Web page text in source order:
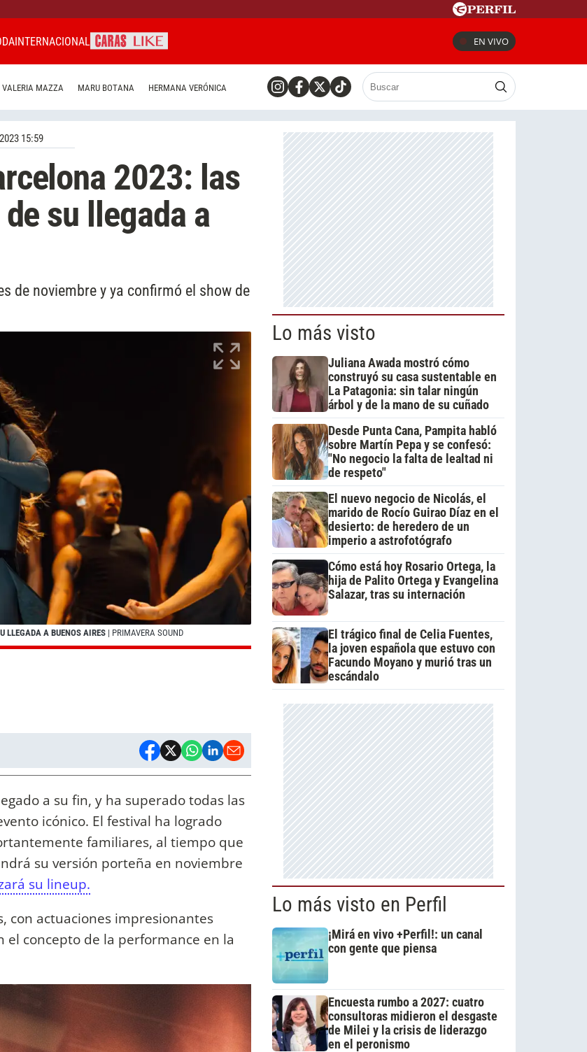
INTERNACIONAL EN VIVO
VALERIA MAZZA MARU BOTANA HERMANA VERÓNICA
15:59
2023: las
su llegada a
de noviembre y ya confirmó el show de
LLEGADA A BUENOS AIRES | PRIMAVERA SOUND
a su fin, y ha superado todas las
icónico. El festival ha logrado
familiares, al tiempo que
su versión porteña en noviembre
su lineup.
con actuaciones impresionantes
el concepto de la performance en la
Lo más visto
Juliana Awada mostró cómo
construyó su casa sustentable en
La Patagonia: sin talar ningún
árbol y de la mano de su cuñado
Desde Punta Cana, Pampita habló
sobre Martín Pepa y se confesó:
"No negocio la falta de lealtad ni
de respeto"
El nuevo negocio de Nicolás, el
marido de Rocío Guirao Díaz en el
desierto: de heredero de un
imperio a astrofotógrafo
Cómo está hoy Rosario Ortega, la
hija de Palito Ortega y Evangelina
Salazar, tras su internación
El trágico final de Celia Fuentes,
la joven española que estuvo con
Facundo Moyano y murió tras un
escándalo
Lo más visto en Perfil
¡Mirá en vivo +Perfil!: un canal
con gente que piensa
Encuesta rumbo a 2027: cuatro
consultoras midieron el desgaste
de Milei y la crisis de liderazgo
en el peronismo